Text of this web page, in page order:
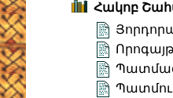
Հակոբ